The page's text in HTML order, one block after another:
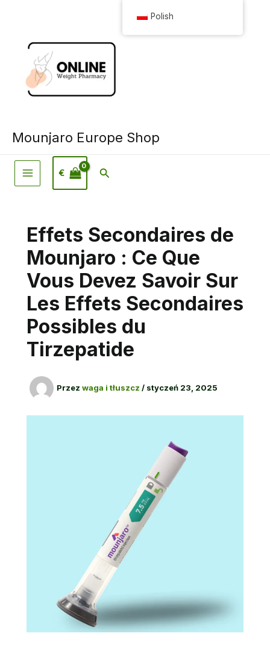
Mounjaro Europe Shop
€ Wyszukiwanie
Effets Secondaires de
Mounjaro : Ce Que
Vous Devez Savoir Sur
Les Effets Secondaires
Possibles du
Tirzepatide
Przez waga i tłuszcz / styczeń 23, 2025
Polish